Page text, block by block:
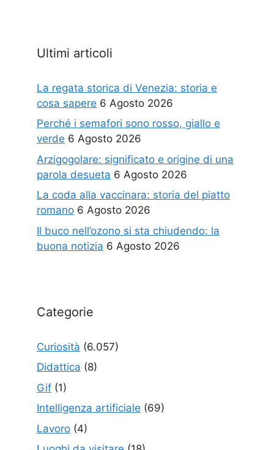
Ultimi articoli
La regata storica di Venezia: storia e
cosa sapere 6 Agosto 2026
Perché i semafori sono rosso, giallo e
verde 6 Agosto 2026
Arzigogolare: significato e origine di una
parola desueta 6 Agosto 2026
La coda alla vaccinara: storia del piatto
romano 6 Agosto 2026
Il buco nell’ozono si sta chiudendo: la
buona notizia 6 Agosto 2026
Categorie
Curiosità (6.057)
Didattica (8)
Gif (1)
Intelligenza artificiale (69)
Lavoro (4)